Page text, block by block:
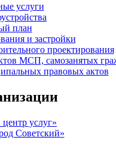
услуги
план
и застройки
проектирования
МСП, самозанятых
правовых актов
услуг»
Советский»